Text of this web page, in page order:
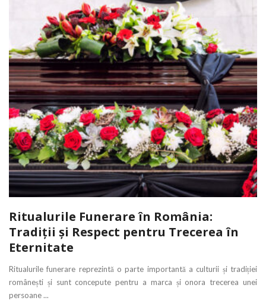
Ritualurile Funerare în România:
Tradiții și Respect pentru Trecerea în
Eternitate
Ritualurile funerare reprezintă o parte importantă a culturii și tradiției
românești și sunt concepute pentru a marca și onora trecerea unei
persoane ...